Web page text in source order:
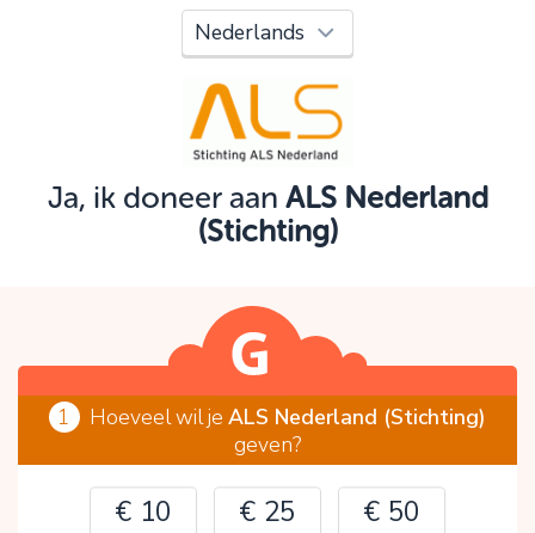
Ja, ik doneer aan ALS Nederland
(Stichting)
1 Hoeveel wil jeALS Nederland (Stichting)
geven?
€ 10 € 25
€ 50
Oeps!
Je kunt nog niet verder vanwege:
Controleer en verbeter je invoer en probeer het
OK